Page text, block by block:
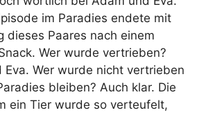
im Paradies endete mit
dieses Paares nach einem
Wer wurde vertrieben?
Eva. Wer wurde nicht vertrieben
bleiben? Auch klar. Die
ein Tier wurde so verteufelt,